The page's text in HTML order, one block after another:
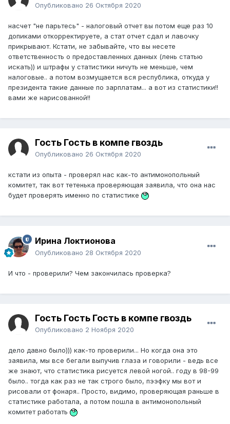
Опубликовано 26 Октября 2020
насчет "не парьтесь" - налоговый отчет вы потом еще раз 10
допиками откорректируете, а стат отчет сдал и лавочку
прикрывают. Кстати, не забывайте, что вы несете
ответственность о предоставленных данных (лень статью
искать)) и штрафы у статистики ничуть не меньше, чем
налоговые.. а потом возмущается вся республика, откуда у
президента такие данные по зарплатам... а вот из статистики!!
вами же нарисованной!!
Гость Гость в компе гвоздь
Опубликовано 26 Октября 2020
кстати из опыта - проверял нас как-то антимонопольный
комитет, так вот тетенька проверяющая заявила, что она нас
будет проверять именно по статистике
Ирина Локтионова
Опубликовано 28 Октября 2020
И что - проверили? Чем закончилась проверка?
Гость Гость Гость в компе гвоздь
Опубликовано 2 Ноября 2020
дело давно было))) как-то проверили... Но когда она это
заявила, мы все бегали выпучив глаза и говорили - ведь все
же знают, что статистика рисуется левой ногой.. году в 98-99
было.. тогда как раз не так строго было, пээфку мы вот и
рисовали от фонаря.. Просто, видимо, проверяющая раньше в
статистике работала, а потом пошла в антимонопольный
комитет работать